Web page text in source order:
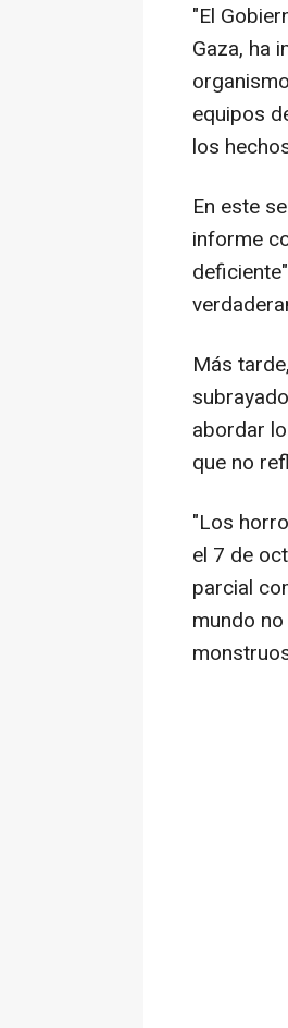
"El
Gaza, ha
equipos
los
En este
informe
Más
abordar
que no
"Los
el 7 de
parcial
mundo